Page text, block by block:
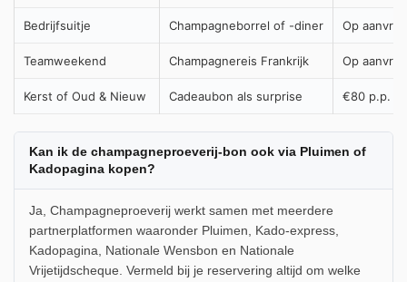
Bedrijfsuitje Champagneborrel of -diner Op
Teamweekend Champagnereis Frankrijk Op
Kerst of Oud & Nieuw Cadeaubon als surprise €80 p.p.
Kan ik de champagneproeverij-bon ook via Pluimen of
Kadopagina kopen?
Ja, Champagneproeverij werkt samen met meerdere
partnerplatformen waaronder Pluimen, Kado-express,
Kadopagina, Nationale Wensbon en Nationale
Vrijetijdscheque. Vermeld bij je reservering altijd om welke